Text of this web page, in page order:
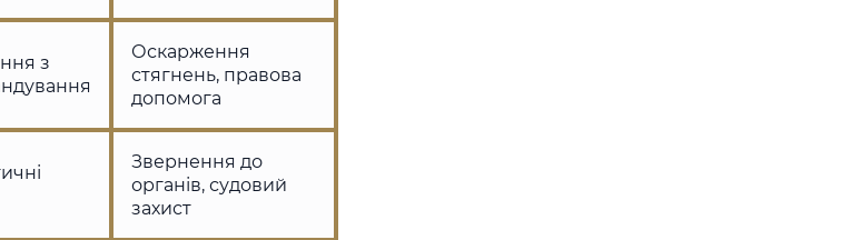
з
Оскарження
стягнень, правова
допомога
Звернення до
органів, судовий
захист